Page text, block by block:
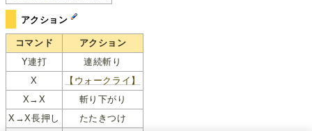
アクション
コマンド
アクション
Y連打
連続斬り
X
【ウォークライ】
X→X
斬り下がり
X→X長押し
たたきつけ